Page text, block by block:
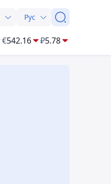
Рус
€542.16 ₽5.78